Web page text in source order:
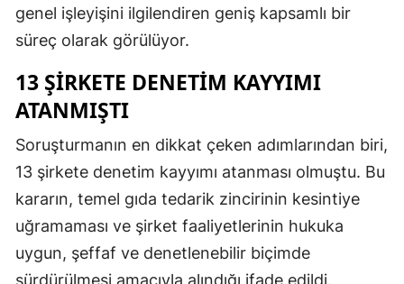
genel işleyişini ilgilendiren geniş kapsamlı bir
süreç olarak görülüyor.
13 ŞIRKETE DENETIM KAYYIMI
ATANMIŞTI
Soruşturmanın en dikkat çeken adımlarından biri,
13 şirkete denetim kayyımı atanması olmuştu. Bu
kararın, temel gıda tedarik zincirinin kesintiye
uğramaması ve şirket faaliyetlerinin hukuka
uygun, şeffaf ve denetlenebilir biçimde
sürdürülmesi amacıyla alındığı ifade edildi.